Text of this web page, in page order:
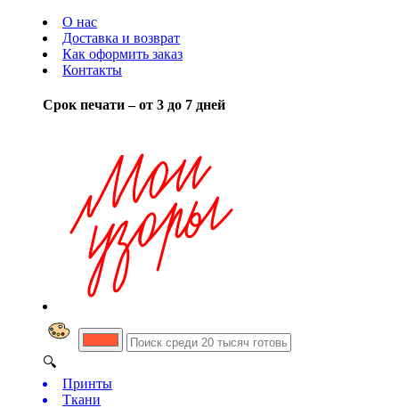
О нас
Доставка и возврат
Как оформить заказ
Контакты
Срок печати – от 3 до 7 дней
🔍
Принты
Ткани